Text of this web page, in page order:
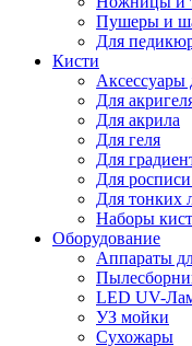
Пушеры и
Для
Кисти
Аксессуары
Для
Для акрила
Для геля
Для
Для
Для тонких
Наборы
Оборудование
Аппараты
LED UV-
УЗ мойки
Сухожары